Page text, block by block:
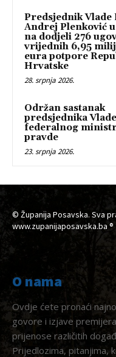
Predsjednik Vlade
Andrej Plenković
na dodjeli 276
vrijednih 6,95
eura potpore
Hrvatske
28. srpnja 2026.
Održan sastanak
predsjednika
federalnog
pravde
23. srpnja 2026.
© Županija Posavska. Sva
www.zupanijaposavska.ba ®
O nama
Ovdje ćete pronaći
govore i izjave
prijenose različitih
Prijedlozima, pitanjima,